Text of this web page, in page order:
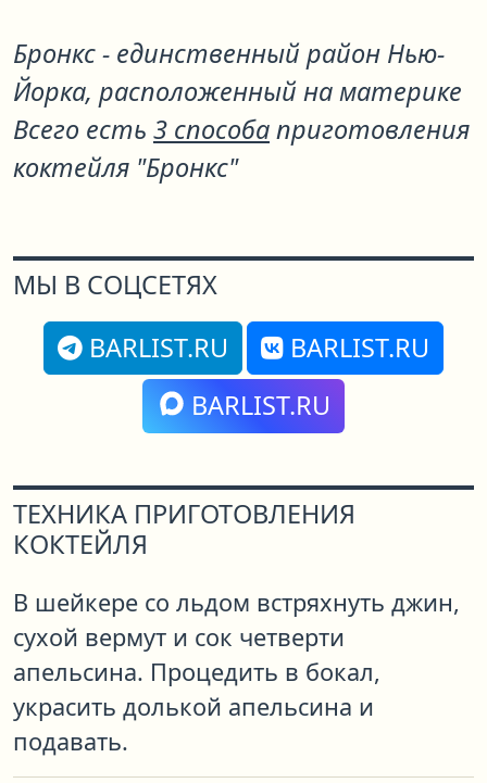
Бронкс - единственный район Нью-
Йорка, расположенный на материке
Всего есть 3 способаприготовления
коктейля "Бронкс"
МЫ В СОЦСЕТЯХ
BARLIST.RU
BARLIST.RU
BARLIST.RU
ТЕХНИКА ПРИГОТОВЛЕНИЯ
КОКТЕЙЛЯ
В шейкере со льдом встряхнуть джин,
сухой вермут и сок четверти
апельсина. Процедить в бокал,
украсить долькой апельсина и
подавать.